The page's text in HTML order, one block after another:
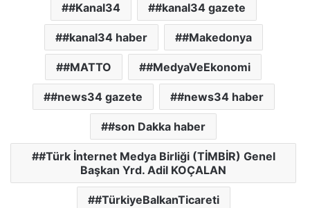
#Kanal34 #kanal34 gazete
#kanal34 haber #Makedonya
#MATTO #MedyaVeEkonomi
#news34 gazete #news34 haber
#son Dakka haber
#Türk İnternet Medya Birliği (TİMBİR) Genel
Başkan Yrd. Adil KOÇALAN
#TürkiyeBalkanTicareti